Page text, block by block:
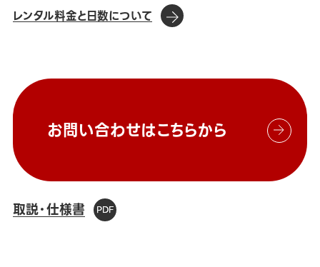
レンタル料金と日数について
お問い合わせはこちらから
取説・仕様書